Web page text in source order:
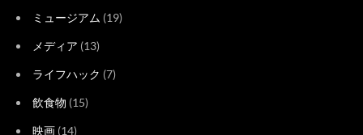
ミュージアム (19)
メディア (13)
ライフハック (7)
飲食物 (15)
映画 (14)